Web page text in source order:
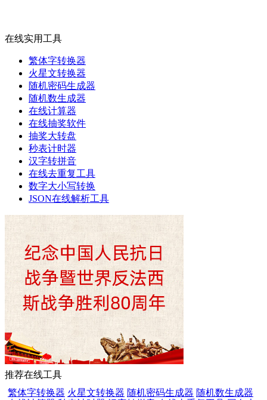
在线实用工具
繁体字转换器
火星文转换器
随机密码生成器
随机数生成器
在线计算器
在线抽奖软件
抽奖大转盘
秒表计时器
汉字转拼音
在线去重复工具
数字大小写转换
JSON在线解析工具
推荐在线工具
繁体字转换器 火星文转换器 随机密码生成器 随机数生成器